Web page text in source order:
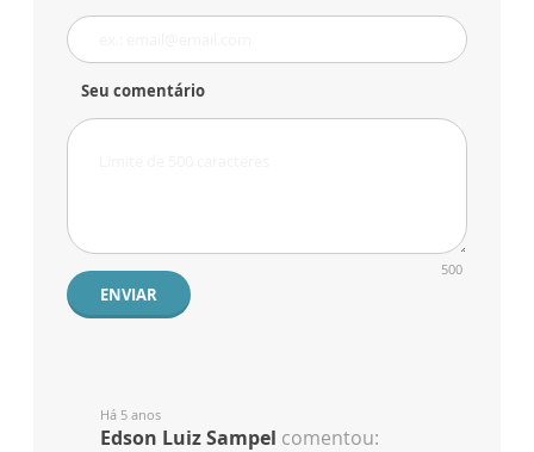
Seu comentário
500
ENVIAR
Há 5 anos
Edson Luiz Sampel comentou: